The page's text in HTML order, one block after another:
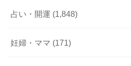
占い・開運 (1,848)
妊婦・ママ (171)